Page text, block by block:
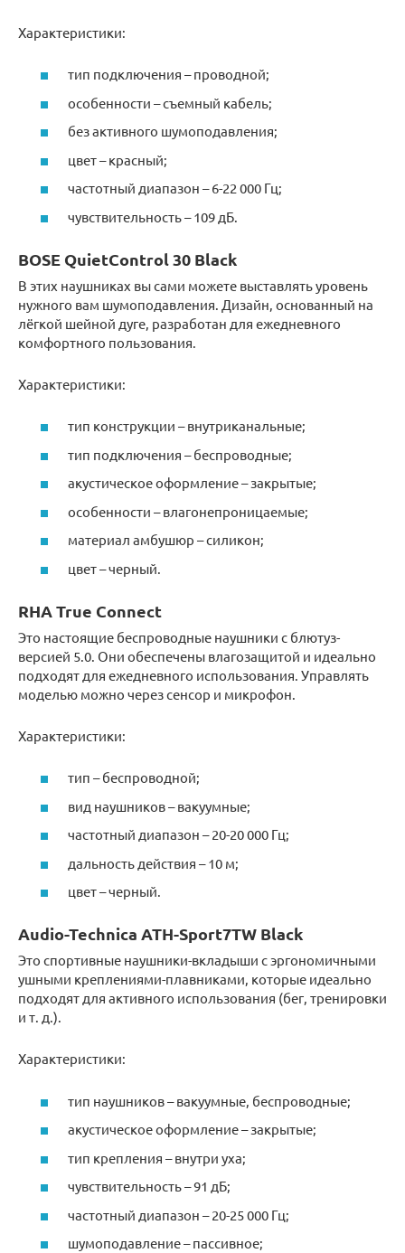
Характеристики:
тип подключения – проводной;
особенности – съемный кабель;
без активного шумоподавления;
цвет – красный;
частотный диапазон – 6-22 000 Гц;
чувствительность – 109 дБ.
BOSE QuietControl 30 Black
В этих наушниках вы сами можете выставлять уровень
нужного вам шумоподавления. Дизайн, основанный на
лёгкой шейной дуге, разработан для ежедневного
комфортного пользования.
Характеристики:
тип конструкции – внутриканальные;
тип подключения – беспроводные;
акустическое оформление – закрытые;
особенности – влагонепроницаемые;
материал амбушюр – силикон;
цвет – черный.
RHA True Connect
Это настоящие беспроводные наушники с блютуз-
версией 5.0. Они обеспечены влагозащитой и идеально
подходят для ежедневного использования. Управлять
моделью можно через сенсор и микрофон.
Характеристики:
тип – беспроводной;
вид наушников – вакуумные;
частотный диапазон – 20-20 000 Гц;
дальность действия – 10 м;
цвет – черный.
Audio-Technica ATH-Sport7TW Black
Это спортивные наушники-вкладыши с эргономичными
ушными креплениями-плавниками, которые идеально
подходят для активного использования (бег, тренировки
и т. д.).
Характеристики:
тип наушников – вакуумные, беспроводные;
акустическое оформление – закрытые;
тип крепления – внутри уха;
чувствительность – 91 дБ;
частотный диапазон – 20-25 000 Гц;
шумоподавление – пассивное;